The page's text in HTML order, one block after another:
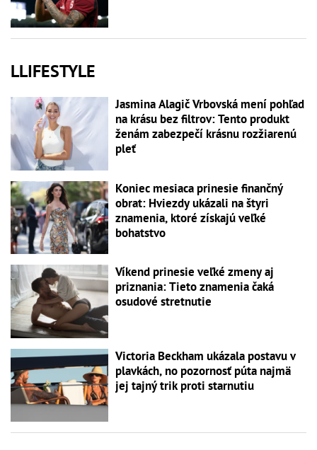
LLIFESTYLE
Jasmina Alagič Vrbovská mení pohľad
na krásu bez filtrov: Tento produkt
ženám zabezpečí krásnu rozžiarenú
pleť
Koniec mesiaca prinesie finančný
obrat: Hviezdy ukázali na štyri
znamenia, ktoré získajú veľké
bohatstvo
Víkend prinesie veľké zmeny aj
priznania: Tieto znamenia čaká
osudové stretnutie
Victoria Beckham ukázala postavu v
plavkách, no pozornosť púta najmä
jej tajný trik proti starnutiu